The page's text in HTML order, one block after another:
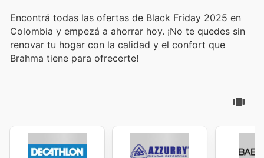
Encontrá todas las ofertas de Black Friday 2025 en
Colombia y empezá a ahorrar hoy. ¡No te quedes sin
renovar tu hogar con la calidad y el confort que
Brahma tiene para ofrecerte!